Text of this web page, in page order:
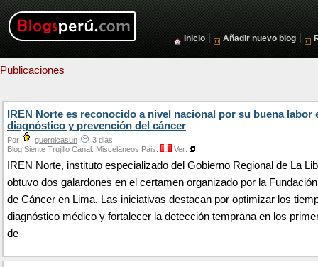
Inicio Añadir nuevo blog
Publicaciones
IREN Norte es reconocido a nivel nacional por su buena labor
diagnóstico y prevención del cáncer
Por guernicasun
3 dias.
Blog Siente Trujillo Canal: Misceláneos Pais: Ver:
IREN Norte, instituto especializado del Gobierno Regional de La
obtuvo dos galardones en el certamen organizado por la
de Cáncer en Lima. Las iniciativas destacan por optimizar los
diagnóstico médico y fortalecer la detección temprana en los
de